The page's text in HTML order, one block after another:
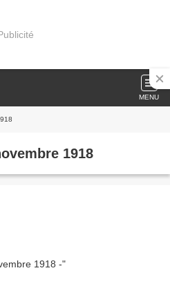
MENU
1918